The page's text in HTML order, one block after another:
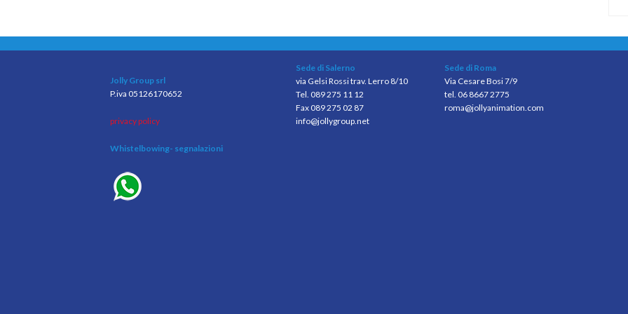
Jolly Group srl
P.iva 05126170652
privacy policy
Whistelbowing- segnalazioni
Sede di Salerno
via Gelsi Rossi trav. Lerro 8/10
Tel. 089 275 11 12
Fax 089 275 02 87
info@jollygroup.net
Sede di Roma
Via Cesare Bosi 7/9
tel. 06 8667 2775
roma@jollyanimation.com